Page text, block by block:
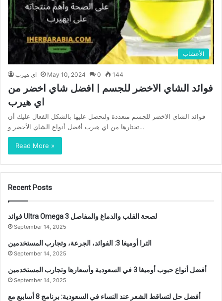
الأعشاب
اي هيرب May 10, 2024 0 144
فوائد الشاي الاخضر للجسم | افضل شاي اخضر من
اي هيرب
فوائد الشاي الاخضر للجسم متعددة ولتحصل عليها بالشكل الفعال عليك أن
تختارها من اي هيرب أفضل أنواع الشاي الأخضر و…
Read More »
Recent Posts
فوائد Ultra Omega 3 لصحة القلب والدماغ والمفاصل
September 14, 2025
الترا أوميغا 3: الفوائد، الجرعة، وتجارب المستخدمين
September 14, 2025
أفضل أنواع حبوب أوميغا 3 في السعودية وأسعارها وتجارب المستخدمين
September 14, 2025
أفضل حل لتساقط الشعر عند النساء في السعودية: برنامج 8 أسابيع مع